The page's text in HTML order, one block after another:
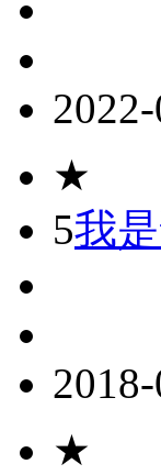
★
5我
★